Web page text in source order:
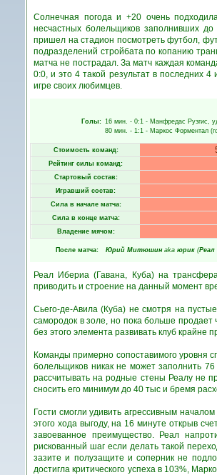
Солнечная погода и +20 очень
несчастных болельщиков заполнивших
пришел на стадион посмотреть футбол,
подразделений стройбата по копанию
матча не пострадал. За матч каждая
0:0, и это 4 такой результат в последних
игре своих любимцев.
Голы: 16 мин. - 0:1 - Манфредас Рузгис,
80 мин. - 1:1 - Маркос Форментал
Стоимость команд:
Рейтинг силы команд:
Стартовый состав:
Игравший состав:
Сила в начале матча:
Сила в конце матча:
Владение мячом:
После матча: Юрий Митюшин aka юрик (Реал
Реал Ибериа (Гавана, Куба) на
приводить и строение на данный момент
Сьего-де-Авила (Куба) не смотря на
самородок в золе, но пока больше
без этого элемента развивать клуб крайне
Команды примерно сопоставимого уровня
болельщиков никак не может заполнить
рассчитывать на родные стены Реалу не
сносить его минимум до 40 тыс и бремя
Гости смогли удивить агрессивным
этого хода выгоду, на 16 минуте открыв
завоеванное преимущество. Реал
рискованный шаг если делать такой
зазите и полузащите и соперник не
достигла критического успеха в 103%,